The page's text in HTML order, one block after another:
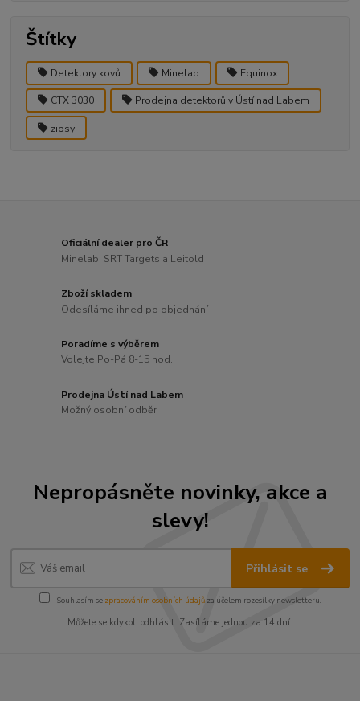
Štítky
Detektory kovů Minelab Equinox
CTX 3030 Prodejna detektorů v Ústí nad Labem
zipsy
Oficiální dealer pro ČR
Minelab, SRT Targets a Leitold
Zboží skladem
Odesíláme ihned po objednání
Poradíme s výběrem
Volejte Po-Pá 8-15 hod.
Prodejna Ústí nad Labem
Možný osobní odběr
Nepropásněte novinky, akce a
slevy!
Přihlásit se
Souhlasím se zpracováním osobních údajůza účelem rozesílky newsletteru.
Můžete se kdykoli odhlásit. Zasíláme jednou za 14 dní.